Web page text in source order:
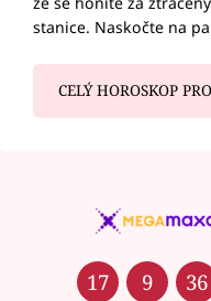
stanice. Naskočte na
CELÝ HOROSKOP
17 9 36